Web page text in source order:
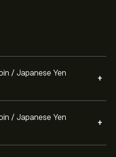
/ Japanese Yen
+
/ Japanese Yen
+
eToro-kaaviosta ja loitonna
Bitcoin / Japanese
-7,366,732.20‎¥‎ viimeisen
käy sivulla Bitcoin /
miten paljon
Yen haluat ostaa. Voit
hintaan tulevaisuudessa.